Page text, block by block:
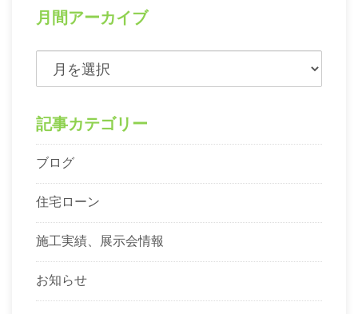
月間アーカイブ
記事カテゴリー
ブログ
住宅ローン
施工実績、展示会情報
お知らせ